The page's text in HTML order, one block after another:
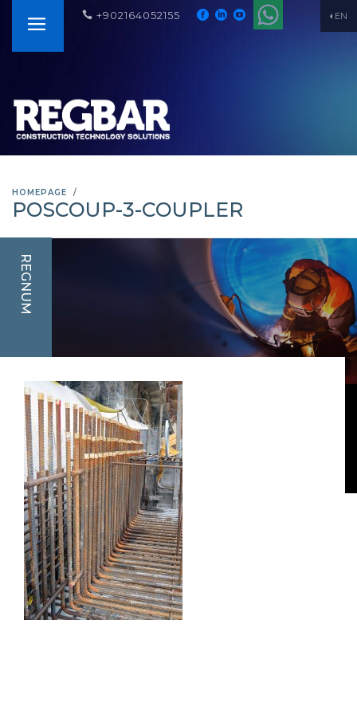
EN
+902164052155
HOMEPAGE
POSCOUP-3-COUPLER
REGNUM